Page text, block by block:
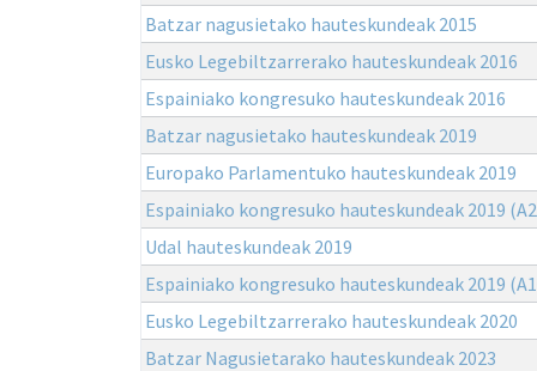
Batzar nagusietako hauteskundeak 2015
Eusko Legebiltzarrerako hauteskundeak 2016
Espainiako kongresuko hauteskundeak 2016
Batzar nagusietako hauteskundeak 2019
Europako Parlamentuko hauteskundeak 2019
Espainiako kongresuko hauteskundeak 2019
Udal hauteskundeak 2019
Espainiako kongresuko hauteskundeak 2019
Eusko Legebiltzarrerako hauteskundeak 2020
Batzar Nagusietarako hauteskundeak 2023